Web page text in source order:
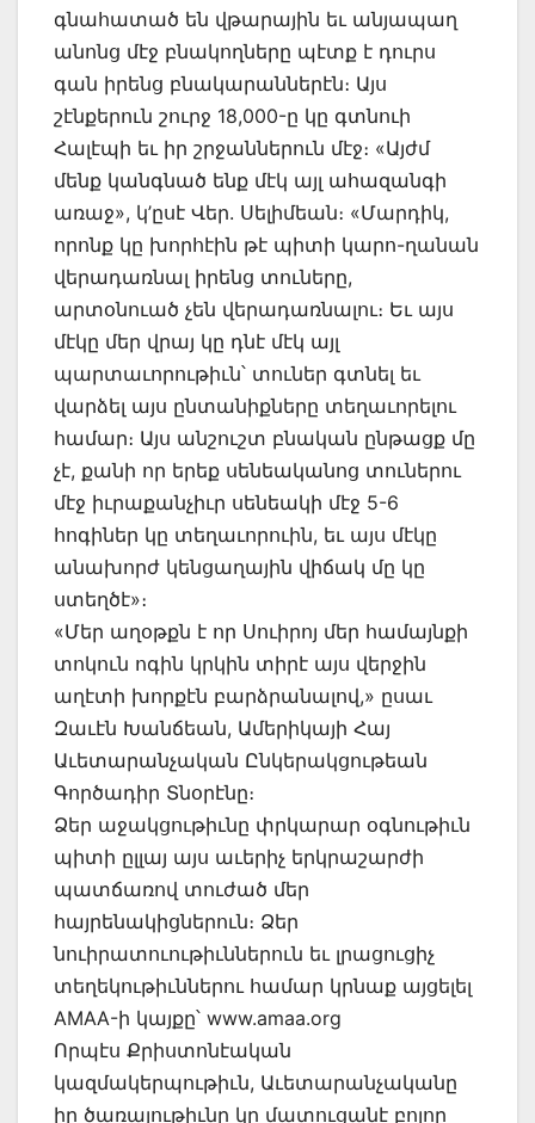
գնահատած են վթարային եւ անյապաղ
անոնց մէջ բնակողները պէտք է դուրս
գան իրենց բնակարաններէն։ Այս
շէնքերուն շուրջ 18,000-ը կը գտնուի
Հալէպի եւ իր շրջաններուն մէջ։ «Այժմ
մենք կանգնած ենք մէկ այլ ահազանգի
առաջ», կ’ըսէ Վեր. Սելիմեան։ «Մարդիկ,
որոնք կը խորհէին թէ պիտի կարո-ղանան
վերադառնալ իրենց տուները,
արտօնուած չեն վերադառնալու։ Եւ այս
մէկը մեր վրայ կը դնէ մէկ այլ
պարտաւորութիւն՝ տուներ գտնել եւ
վարձել այս ընտանիքները տեղաւորելու
համար։ Այս անշուշտ բնական ընթացք մը
չէ, քանի որ երեք սենեականոց տուներու
մէջ իւրաքանչիւր սենեակի մէջ 5-6
հոգիներ կը տեղաւորուին, եւ այս մէկը
անախորժ կենցաղային վիճակ մը կը
ստեղծէ»։
«Մեր աղօթքն է որ Սուիրոյ մեր համայնքի
տոկուն ոգին կրկին տիրէ այս վերջին
աղէտի խորքէն բարձրանալով,» ըսաւ
Զաւէն Խանճեան, Ամերիկայի Հայ
Աւետարանչական Ընկերակցութեան
Գործադիր Տնօրէնը։
Ձեր աջակցութիւնը փրկարար օգնութիւն
պիտի ըլլայ այս աւերիչ երկրաշարժի
պատճառով տուժած մեր
հայրենակիցներուն։ Ձեր
նուիրատուութիւններուն եւ լրացուցիչ
տեղեկութիւններու համար կրնաք այցելել
AMAA-ի կայքը՝ www.amaa.org
Որպէս Քրիստոնէական
կազմակերպութիւն, Աւետարանչականը
իր ծառայութիւնը կը մատուցանէ բոլոր